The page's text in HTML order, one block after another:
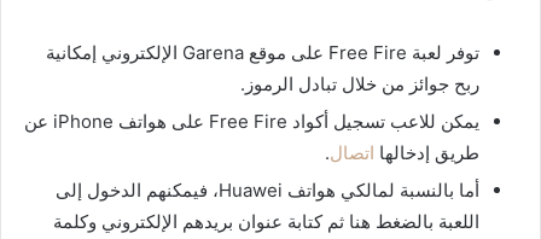
توفر لعبة Free Fire على موقع Garena الإلكتروني إمكانية
ربح جوائز من خلال تبادل الرموز.
يمكن للاعب تسجيل أكواد Free Fire على هواتف iPhone عن
طريق إدخالها اتصال.
أما بالنسبة لمالكي هواتف Huawei، فيمكنهم الدخول إلى
اللعبة بالضغط هنا ثم كتابة عنوان بريدهم الإلكتروني وكلمة